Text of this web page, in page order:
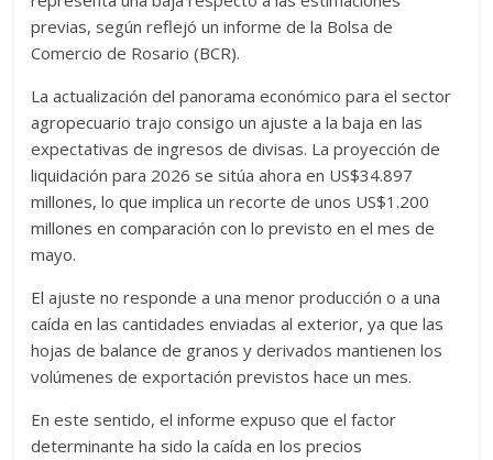
previas, según reflejó un informe de la Bolsa de
Comercio de Rosario (BCR).
La actualización del panorama económico para el sector
agropecuario trajo consigo un ajuste a la baja en las
expectativas de ingresos de divisas. La proyección de
liquidación para 2026 se sitúa ahora en US$34.897
millones, lo que implica un recorte de unos US$1.200
millones en comparación con lo previsto en el mes de
mayo.
El ajuste no responde a una menor producción o a una
caída en las cantidades enviadas al exterior, ya que las
hojas de balance de granos y derivados mantienen los
volúmenes de exportación previstos hace un mes.
En este sentido, el informe expuso que el factor
determinante ha sido la caída en los precios